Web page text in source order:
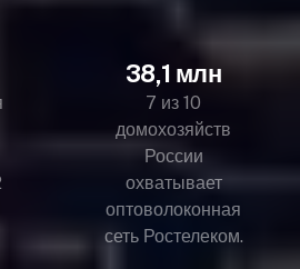
38,1 млн
7 из 10
домохозяйств
России
охватывает
оптоволоконная
сеть Ростелеком.